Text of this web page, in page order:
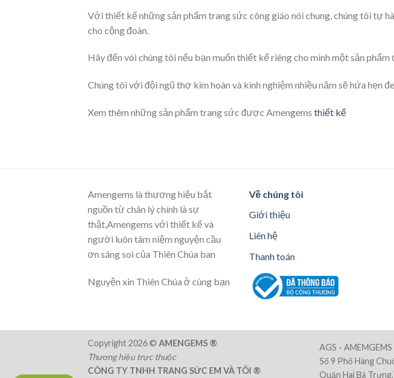
Với thiết kế những sản phẩm trang sức công giáo nói chung, chúng tôi tự
cho cộng đoàn.
Hãy đến vói chúng tôi nếu bạn muốn thiết kế riêng cho mình một sản
Chúng tôi với đội ngũ thợ kim hoàn và kinh nghiệm nhiều năm sẽ hứa hẹn
Xem thêm những sản phẩm trang sức được Amengems thiết kế
Amengems là thương hiệu bắt
nguồn từ chân lý chính là sự
thật,Amengems với thiết kế và
người luôn tâm niệm nguyện cầu
ơn sáng soi của Thiên Chúa ban
Nguyện xin Thiên Chúa ở cùng bạn
Về chúng tôi
Giới thiệu
Liên hệ
Thanh toán
AGS - AMEMGEMS
Số 9 Phố Hàng
Quận Hai Bà
Copyright 2026 © AMENGEMS ®
Thương hiệu trực thuộc
CÔNG TY TNHH TRANG SỨC EM VÀ TÔI ®